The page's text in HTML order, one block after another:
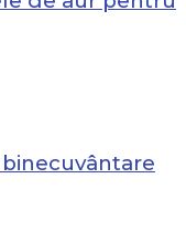
binecuvântare